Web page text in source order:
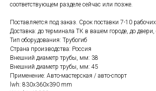
соответствующем разделе сейчас или позже.
Поставляется под заказ. Срок поставки 7-10
Доставка: до терминала ТК в вашем городе, до
Тип оборудования: Трубогиб
Страна производства: Россия
Внешний диаметр трубы, мм: 38
Внешний диаметр трубы, мм: 45
Применение: Авто-мастерская / авто-спорт
lwh: 830x360x390 mm